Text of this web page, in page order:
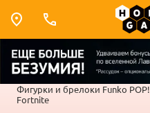
Фигурки и брелоки Funko POP!
Fortnite